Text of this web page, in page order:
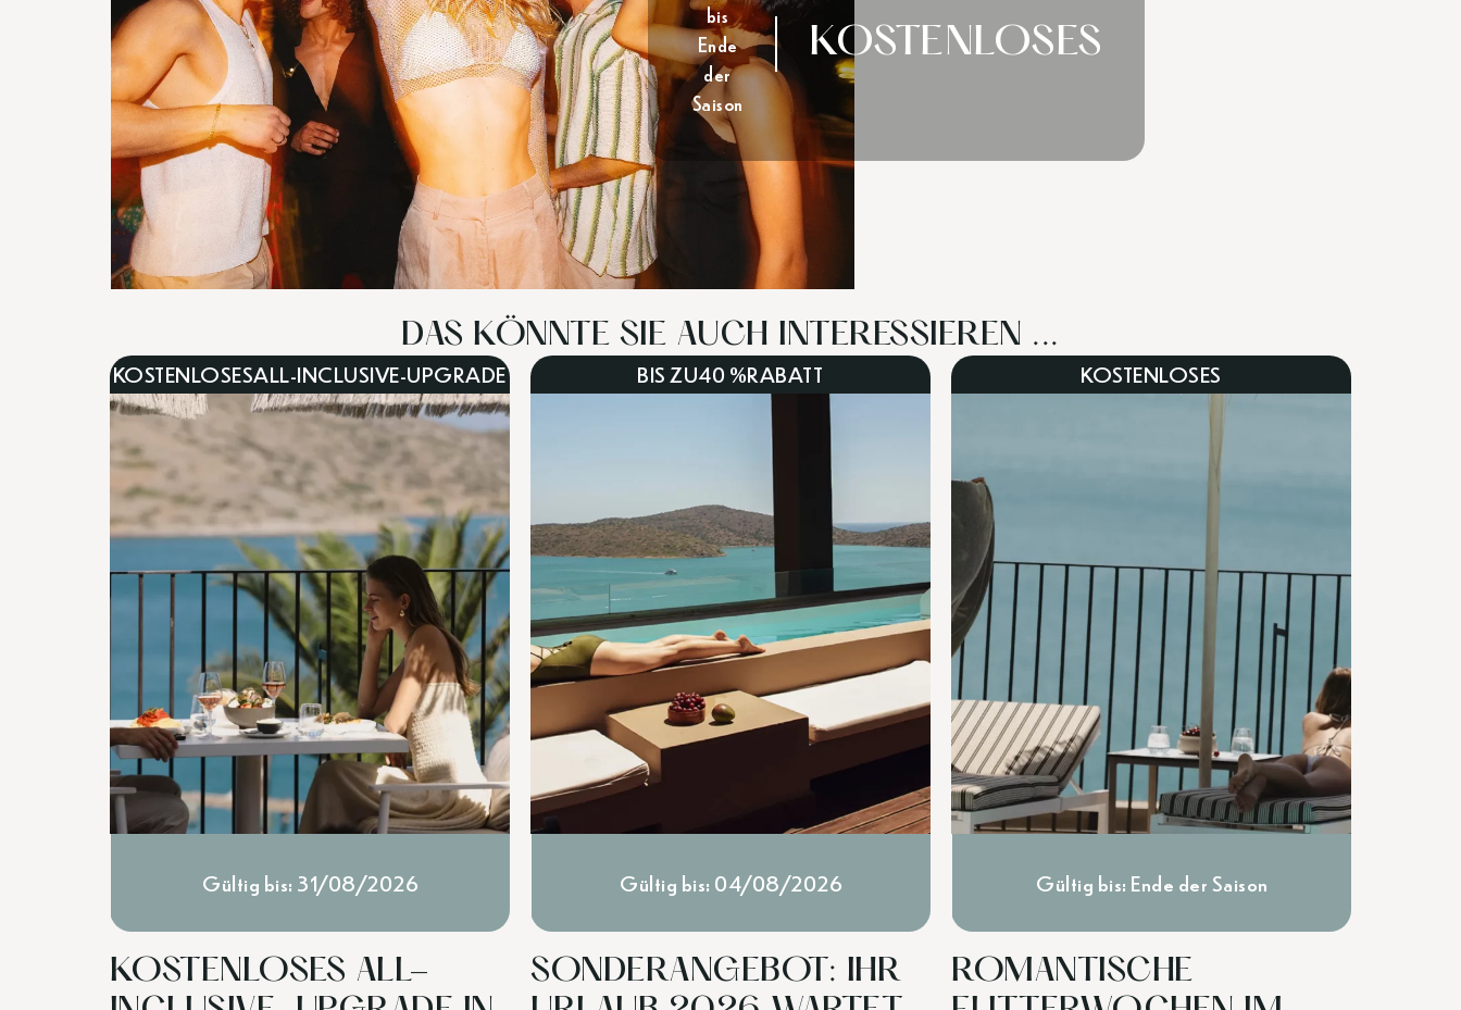
bis
Ende
der
Saison
KOSTENLOSES
DAS KÖNNTE SIE AUCH INTERESSIEREN ...
KOSTENLOSES ALL-
KOSTENLOSESALL-INCLUSIVE-UPGRADE
Gültig bis: 31/08/2026
SONDERANGEBOT: IHR
BIS ZU40 %RABATT
Gültig bis: 04/08/2026
ROMANTISCHE
KOSTENLOSES
Gültig bis: Ende der Saison